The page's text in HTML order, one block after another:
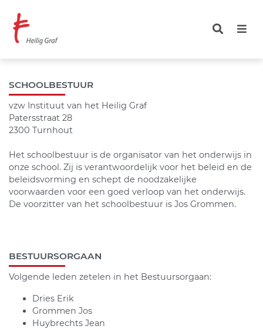
naar
SCHOOLBESTUUR
vzw Instituut van het Heilig Graf
Patersstraat 28
2300 Turnhout
Het schoolbestuur is de organisator van het onderwijs in
onze school. Zij is verantwoordelijk voor het beleid en de
beleidsvorming en schept de noodzakelijke
voorwaarden voor een goed verloop van het onderwijs.
De voorzitter van het schoolbestuur is Jos Grommen.
BESTUURSORGAAN
Volgende leden zetelen in het Bestuursorgaan:
Dries Erik
Grommen Jos
Huybrechts Jean